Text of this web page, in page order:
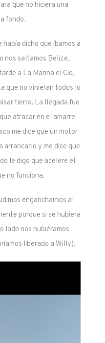
que no hiciera una
fondo.
dicho que íbamos a
nos saltamos Belize,
a La Marina el Cid,
que no vinieran todos lo
tierra. La llegada fue
atracar en el amarre
me dice que un motor
arrancarlo y me dice que
le digo que acelere el
no funciona.
engancharnos al
porque si se hubiera
lado nos hubiéramos
liberado a Willy).